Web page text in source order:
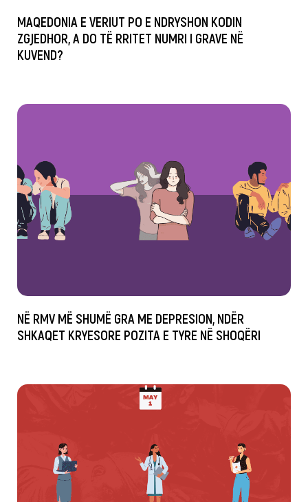
MAQEDONIA E VERIUT PO E NDRYSHON KODIN
ZGJEDHOR, A DO TË RRITET NUMRI I GRAVE NË
KUVEND?
NË RMV MË SHUMË GRA ME DEPRESION, NDËR
SHKAQET KRYESORE POZITA E TYRE NË SHOQËRI